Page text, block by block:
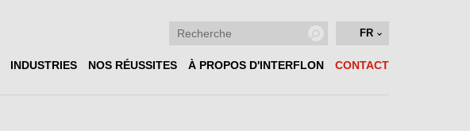
FR
INDUSTRIES NOS RÉUSSITES À PROPOS D'INTERFLON CONTACT